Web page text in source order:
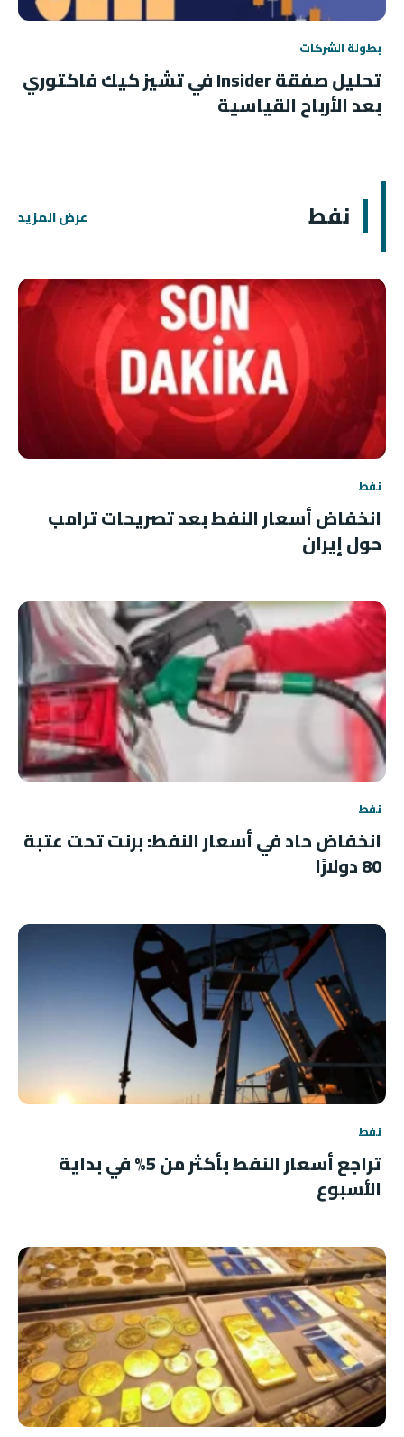
بطولة الشركات
تحليل صفقة Insider في تشيز كيك فاكتوري
بعد الأرباح القياسية
نفط عرض المزيد
نفط
انخفاض أسعار النفط بعد تصريحات ترامب
حول إيران
نفط
انخفاض حاد في أسعار النفط: برنت تحت عتبة
80 دولارًا
نفط
تراجع أسعار النفط بأكثر من 5% في بداية
الأسبوع